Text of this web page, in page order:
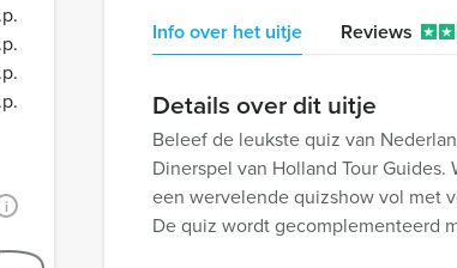
i
Info over het uitje Reviews
Details over dit uitje
Beleef de leukste quiz van
Dinerspel van Holland Tour
een wervelende quizshow vol met
De quiz wordt gecomplementeerd